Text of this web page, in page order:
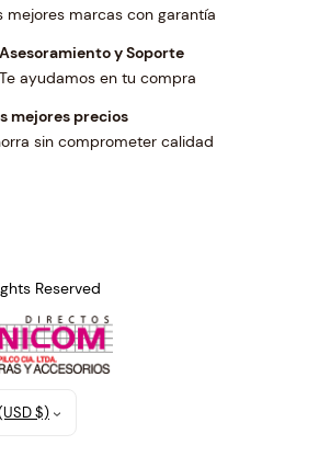
mejores marcas con garantía
Asesoramiento y Soporte
Te ayudamos en tu compra
mejores precios
sin comprometer calidad
Reserved
$)